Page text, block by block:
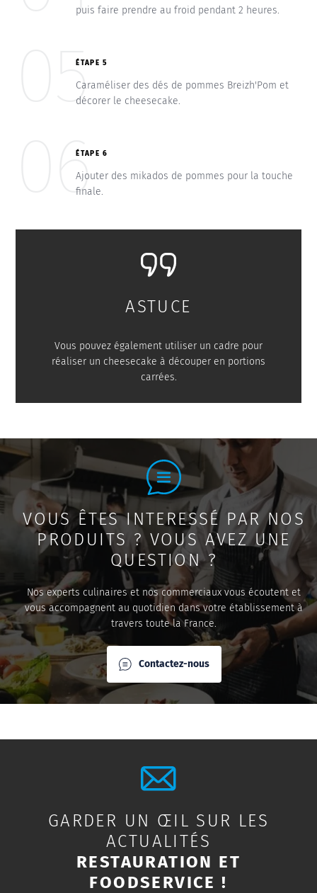
puis faire prendre au froid pendant 2 heures.
05ÉTAPE 5
Caraméliser des dés de pommes Breizh'Pom et
décorer le cheesecake.
06ÉTAPE 6
Ajouter des mikados de pommes pour la touche
finale.
ASTUCE
Vous pouvez également utiliser un cadre pour
réaliser un cheesecake à découper en portions
carrées.
VOUS ÊTES INTERESSÉ PAR NOS
PRODUITS ? VOUS AVEZ UNE
QUESTION ?
Nos experts culinaires et nos commerciaux vous écoutent et
vous accompagnent au quotidien dans votre établissement à
travers toute la France.
Contactez-nous
GARDER UN ŒIL SUR LES
ACTUALITÉS
RESTAURATION ET
FOODSERVICE !